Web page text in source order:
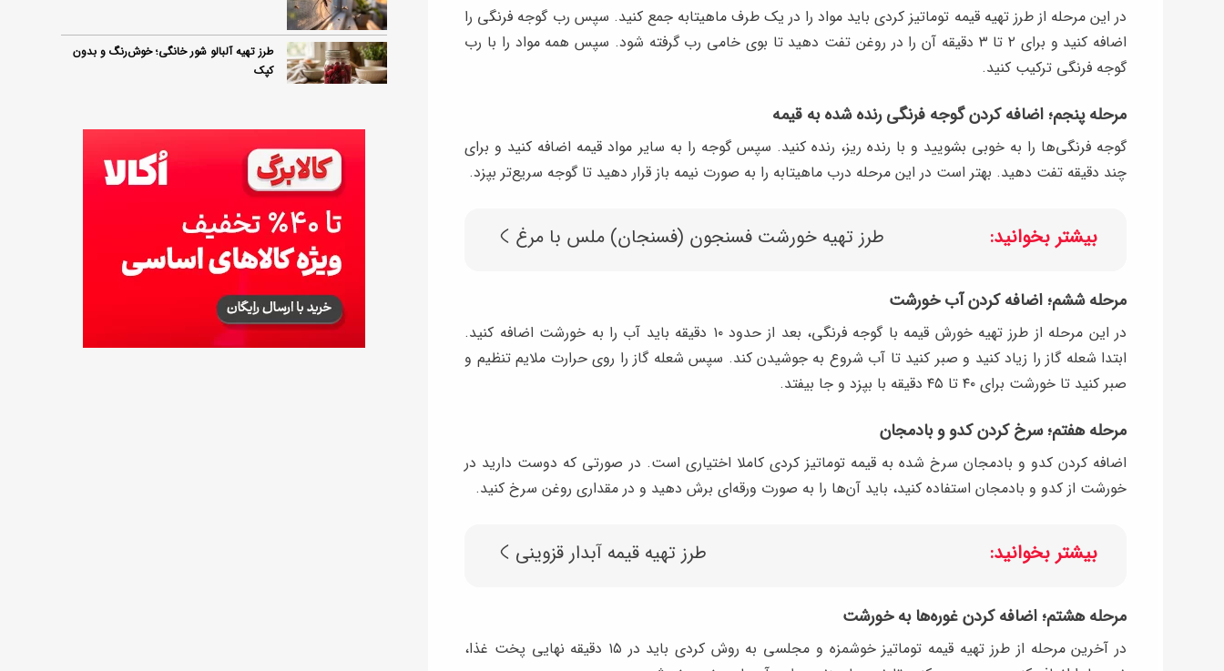
در این مرحله از طرز تهیه قیمه توماتیز کردی باید مواد را در یک طرف ماهیتابه جمع کنید. سپس رب گوجه فرنگی را
اضافه کنید و برای ۲ تا ۳ دقیقه آن را در روغن تفت دهید تا بوی خامی رب گرفته شود. سپس همه مواد را با رب
گوجه فرنگی ترکیب کنید.
مرحله پنجم؛ اضافه کردن گوجه فرنگی رنده شده به قیمه
گوجه فرنگی‌ها را به خوبی بشویید و با رنده ریز، رنده کنید. سپس گوجه را به سایر مواد قیمه اضافه کنید و برای
چند دقیقه تفت دهید. بهتر است در این مرحله درب ماهیتابه را به صورت نیمه باز قرار دهید تا گوجه سریع‌تر بپزد.
بیشتر بخوانید: طرز تهیه خورشت فسنجون (فسنجان) ملس با مرغ
مرحله ششم؛ اضافه کردن آب خورشت
در این مرحله از طرز تهیه خورش قیمه با گوجه فرنگی، بعد از حدود ۱۰ دقیقه باید آب را به خورشت اضافه کنید.
ابتدا شعله گاز را زیاد کنید و صبر کنید تا آب شروع به جوشیدن کند. سپس شعله گاز را روی حرارت ملایم تنظیم و
صبر کنید تا خورشت برای ۴۰ تا ۴۵ دقیقه با بپزد و جا بیفتد.
مرحله هفتم؛ سرخ کردن کدو و بادمجان
اضافه کردن کدو و بادمجان سرخ شده به قیمه توماتیز کردی کاملا اختیاری است. در صورتی که دوست دارید در
خورشت از کدو و بادمجان استفاده کنید، باید آن‌ها را به صورت ورقه‌ای برش دهید و در مقداری روغن سرخ کنید.
بیشتر بخوانید: طرز تهیه قیمه آبدار قزوینی
مرحله هشتم؛ اضافه کردن غوره‌ها به خورشت
در آخرین مرحله از طرز تهیه قیمه توماتیز خوشمزه و مجلسی به روش کردی باید در ۱۵ دقیقه نهایی پخت غذا،
طرز تهیه آلبالو شور خانگی؛ خوش‌رنگ و بدون
کپک
طرز تهیه پنکیک با شیره انگور؛ صبحانه‌ای سالم و
انرژی‌بخش
14 مرداد 1405
۳۵ لیست غذاهای جدید و متفاوت؛ برای ناهار و
مهمانی
14 مرداد 1405
طرز تهیه پش ملبا (پیچ ملبا)؛ دسر کلاسیک هلو
و بستنی
13 مرداد 1405